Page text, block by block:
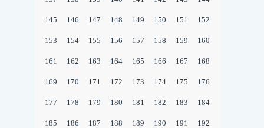
145 146 147 148 149 150 151 152
153 154 155 156 157 158 159 160
161 162 163 164 165 166 167 168
169 170 171 172 173 174 175 176
177 178 179 180 181 182 183 184
185 186 187 188 189 190 191 192